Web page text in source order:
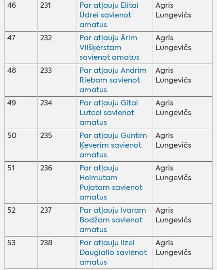
46 231
Par atļauju Elitai
Ūdrei savienot
amatus
Agris
Lungevičs
47 232
Par atļauju Ārim
Vilšķērstam
savienot amatus
Agris
Lungevičs
48 233
Par atļauju Andrim
Riebam savienot
amatus
Agris
Lungevičs
49 234
Par atļauju Gitai
Lutcei savienot
amatus
Agris
Lungevičs
50 235
Par atļauju Guntim
Ķeverim savienot
amatus
Agris
Lungevičs
51 236
Par atļauju
Helmutam
Pujatam savienot
amatus
Agris
Lungevičs
52 237
Par atļauju Ivaram
Bodžam savienot
amatus
Agris
Lungevičs
53 238
Par atļauju Ilzei
Daugiallo savienot
amatus
Agris
Lungevičs